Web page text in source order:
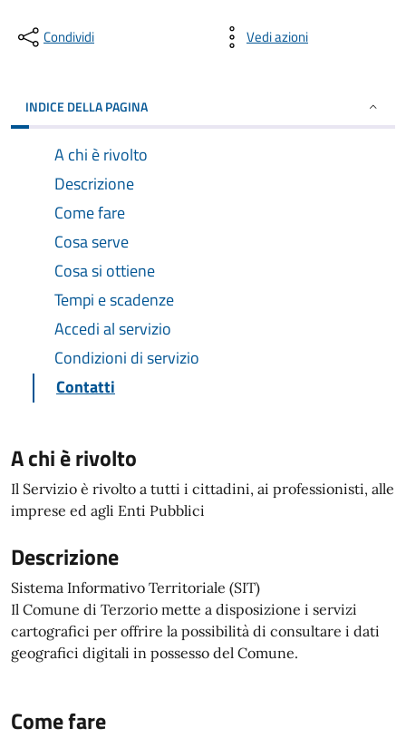
Condividi Vedi azioni
INDICE DELLA PAGINA
A chi è rivolto
Descrizione
Come fare
Cosa serve
Cosa si ottiene
Tempi e scadenze
Accedi al servizio
Condizioni di servizio
Contatti
A chi è rivolto
Il Servizio è rivolto a tutti i cittadini, ai professionisti, alle
imprese ed agli Enti Pubblici
Descrizione
Sistema Informativo Territoriale (SIT)
Il Comune di Terzorio mette a disposizione i servizi
cartografici per offrire la possibilità di consultare i dati
geografici digitali in possesso del Comune.
Come fare